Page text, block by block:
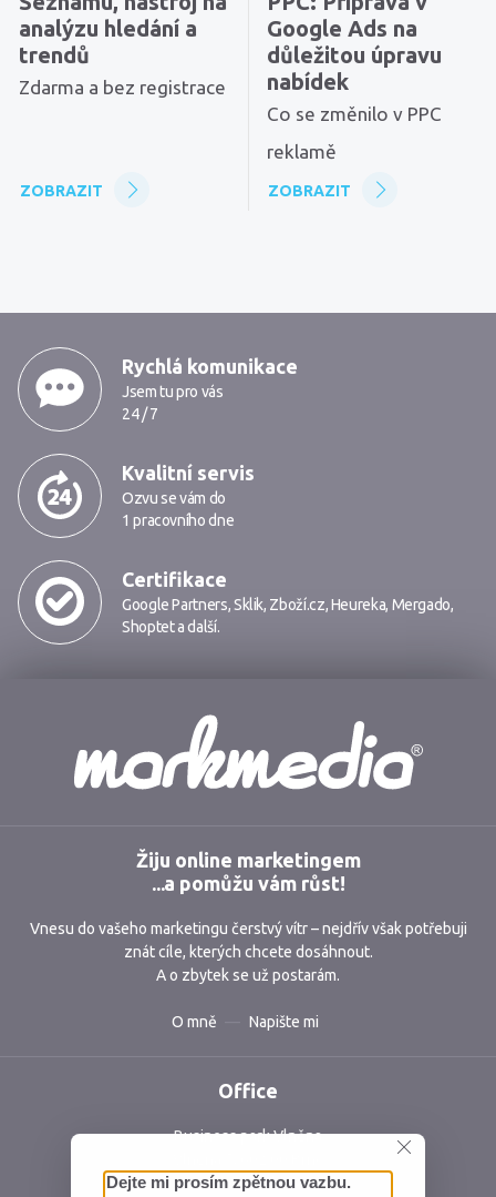
analýzu hledání a
trendů
Zdarma a bez registrace
ZOBRAZIT
Google Ads na
důležitou úpravu
nabídek
Co se změnilo v PPC
reklamě
ZOBRAZIT
MarkMedia
Rychlá komunikace
Jsem tu pro vás
24 / 7
Kvalitní servis
Ozvu se vám do
1 pracovního dne
Certifikace
Google Partners,Sklik, Zboží.cz,Heureka, Mergado,
Shopteta další.
Žiju online marketingem
...a pomůžu vám růst!
Vnesu do vašeho marketingu čerstvý vítr – nejdřív však potřebuji
znát cíle, kterých chcete dosáhnout.
A o zbytek se už postarám.
O mně Napište mi
Office
Business park Vlněna
Česká republika